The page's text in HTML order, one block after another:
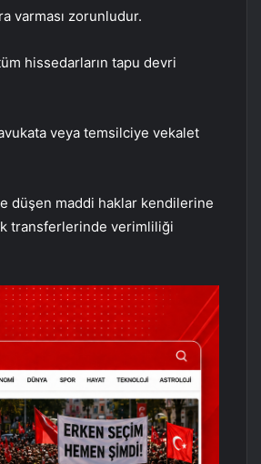
varması zorunludur.
hissedarların tapu devri
veya temsilciye vekalet
düşen maddi haklar kendilerine
transferlerinde verimliliği